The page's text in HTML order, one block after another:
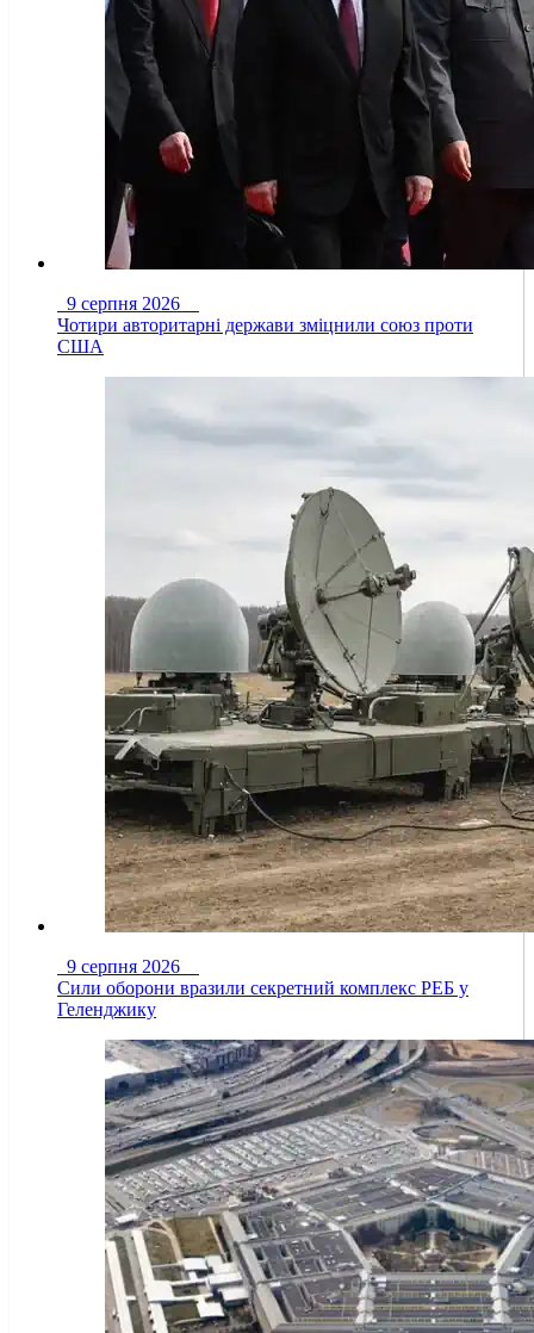
9 серпня 2026
Чотири авторитарні держави зміцнили союз проти
США
9 серпня 2026
Сили оборони вразили секретний комплекс РЕБ у
Геленджику